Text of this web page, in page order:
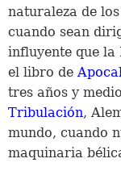
naturaleza de
cuando sean
influyente que la
el libro de
tres años y
Tribulación,
mundo, cuando
maquinaria